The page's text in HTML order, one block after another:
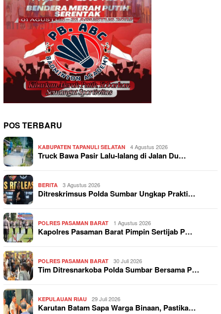
POS TERBARU
KABUPATEN TAPANULI SELATAN 4 Agustus 2026
Truck Bawa Pasir Lalu-lalang di Jalan Du…
BERITA 3 Agustus 2026
Ditreskrimsus Polda Sumbar Ungkap Prakti…
POLRES PASAMAN BARAT 1 Agustus 2026
Kapolres Pasaman Barat Pimpin Sertijab P…
POLRES PASAMAN BARAT 30 Juli 2026
Tim Ditresnarkoba Polda Sumbar Bersama P…
KEPULAUAN RIAU 29 Juli 2026
Karutan Batam Sapa Warga Binaan, Pastika…